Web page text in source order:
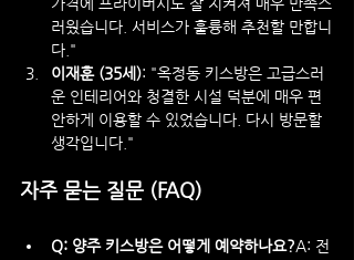
러웠습니다. 서비스가 훌륭해 추천할 만합니
다."
이재훈 (35세): "옥정동 키스방은 고급스러
운 인테리어와 청결한 시설 덕분에 매우 편
안하게 이용할 수 있었습니다. 다시 방문할
생각입니다."
자주 묻는 질문 (FAQ)
Q: 양주 키스방은 어떻게 예약하나요?A: 전